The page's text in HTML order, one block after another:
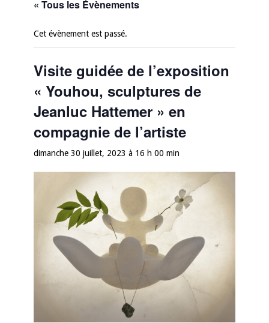
« Tous les Évènements
Cet évènement est passé.
Visite guidée de l’exposition
« Youhou, sculptures de
Jeanluc Hattemer » en
compagnie de l’artiste
dimanche 30 juillet, 2023 à 16 h 00 min